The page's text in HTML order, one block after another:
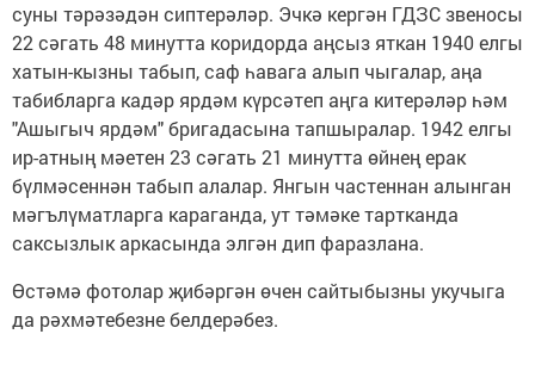
суны тәрәзәдән сиптерәләр. Эчкә кергән ГДЗС звеносы
22 сәгать 48 минутта коридорда аңсыз яткан 1940 елгы
хатын-кызны табып, саф һавага алып чыгалар, аңа
табибларга кадәр ярдәм күрсәтеп аңга китерәләр һәм
"Ашыгыч ярдәм" бригадасына тапшыралар. 1942 елгы
ир-атның мәетен 23 сәгать 21 минутта өйнең ерак
бүлмәсеннән табып алалар. Янгын частеннан алынган
мәгълүматларга караганда, ут тәмәке тартканда
саксызлык аркасында элгән дип фаразлана.
Өстәмә фотолар җибәргән өчен сайтыбызны укучыга
да рәхмәтебезне белдерәбез.